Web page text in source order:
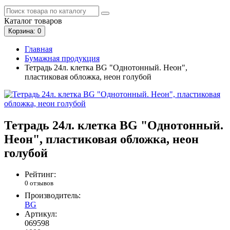
Каталог товаров
Корзина: 0
Главная
Бумажная продукция
Тетрадь 24л. клетка BG "Однотонный. Неон",
пластиковая обложка, неон голубой
Тетрадь 24л. клетка BG "Однотонный.
Неон", пластиковая обложка, неон
голубой
Рейтинг:
0 отзывов
Производитель:
BG
Артикул:
069598